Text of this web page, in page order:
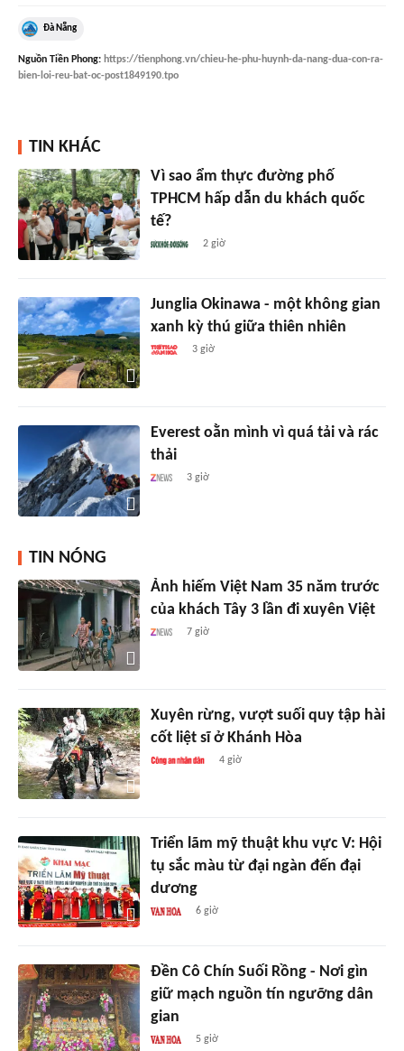
Đà Nẵng
Nguồn Tiền Phong: https://tienphong.vn/chieu-he-phu-huynh-da-nang-dua-con-ra-
bien-loi-reu-bat-oc-post1849190.tpo
TIN KHÁC
Vì sao ẩm thực đường phố
TPHCM hấp dẫn du khách quốc
tế?
2 giờ
Junglia Okinawa - một không gian
xanh kỳ thú giữa thiên nhiên
3 giờ
Everest oằn mình vì quá tải và rác
thải
3 giờ
TIN NÓNG
Ảnh hiếm Việt Nam 35 năm trước
của khách Tây 3 lần đi xuyên Việt
7 giờ
Xuyên rừng, vượt suối quy tập hài
cốt liệt sĩ ở Khánh Hòa
4 giờ
Triển lãm mỹ thuật khu vực V: Hội
tụ sắc màu từ đại ngàn đến đại
dương
6 giờ
Đền Cô Chín Suối Rồng - Nơi gìn
giữ mạch nguồn tín ngưỡng dân
gian
5 giờ